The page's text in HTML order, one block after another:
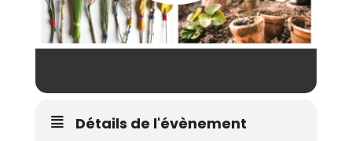
Détails de l'évènement